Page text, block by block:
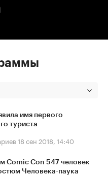
имя первого
туриста
18 сен 2018, 14:40
Comic Con 547 человек
Человека-паука